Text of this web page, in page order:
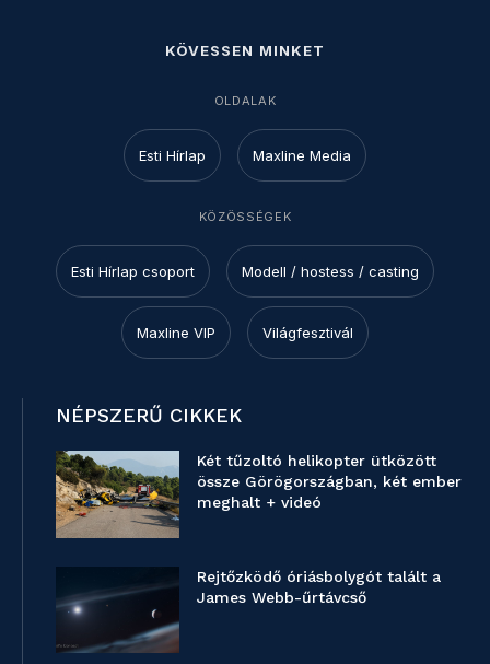
KÖVESSEN MINKET
OLDALAK
Esti Hírlap Maxline Media
KÖZÖSSÉGEK
Esti Hírlap csoport Modell / hostess / casting
Maxline VIP Világfesztivál
NÉPSZERŰ CIKKEK
Két tűzoltó helikopter ütközött
össze Görögországban, két ember
meghalt + videó
Rejtőzködő óriásbolygót talált a
James Webb-űrtávcső